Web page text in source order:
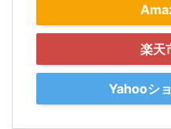
楽天
Yahooシ